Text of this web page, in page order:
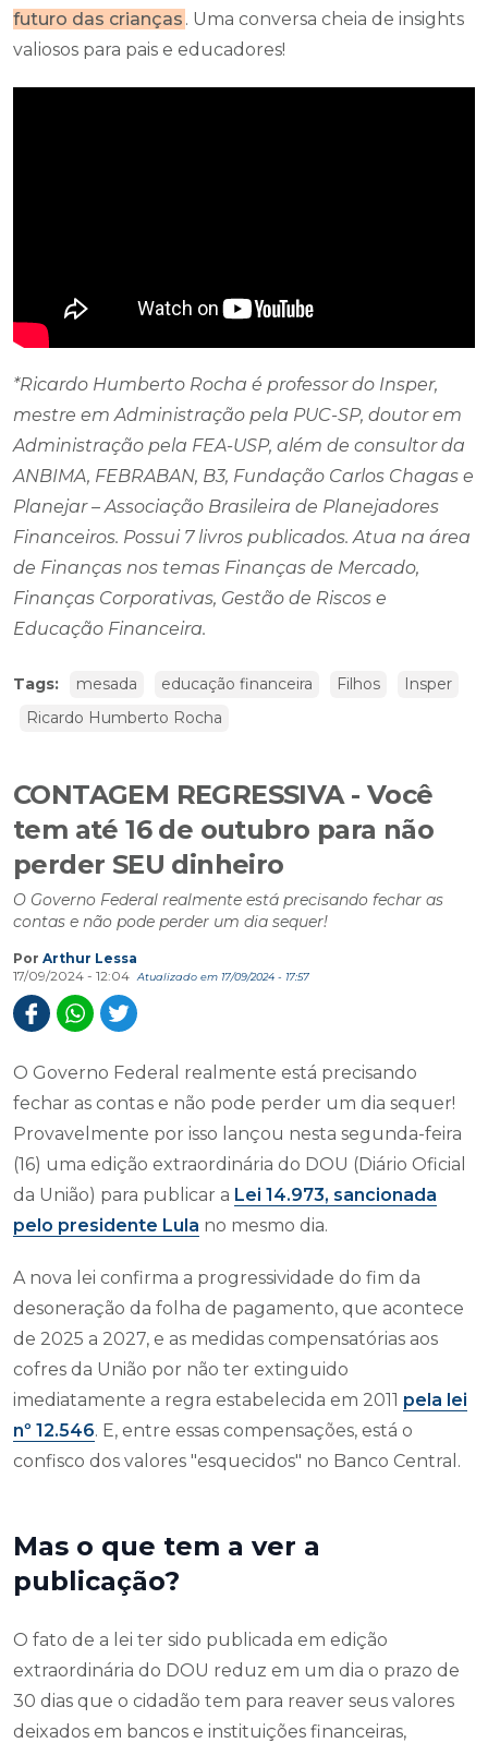
futuro das crianças . Uma conversa cheia de insights
valiosos para pais e educadores!
*Ricardo Humberto Rocha é professor do Insper,
mestre em Administração pela PUC-SP, doutor em
Administração pela FEA-USP, além de consultor da
ANBIMA, FEBRABAN, B3, Fundação Carlos Chagas e
Planejar – Associação Brasileira de Planejadores
Financeiros. Possui 7 livros publicados. Atua na área
de Finanças nos temas Finanças de Mercado,
Finanças Corporativas, Gestão de Riscos e
Educação Financeira.
Tags: mesada educação financeira Filhos
Insper
Ricardo Humberto Rocha
CONTAGEM REGRESSIVA - Você
tem até 16 de outubro para não
perder SEU dinheiro
O Governo Federal realmente está precisando fechar as
contas e não pode perder um dia sequer!
Por Arthur Lessa
17/09/2024 - 12:04
Atualizado em 17/09/2024 - 17:57
O Governo Federal realmente está precisando
fechar as contas e não pode perder um dia sequer!
Provavelmente por isso lançou nesta segunda-feira
(16) uma edição extraordinária do DOU (Diário Oficial
da União) para publicar a Lei 14.973, sancionada
pelo presidente Lula no mesmo dia.
A nova lei confirma a progressividade do fim da
desoneração da folha de pagamento, que acontece
de 2025 a 2027, e as medidas compensatórias aos
cofres da União por não ter extinguido
imediatamente a regra estabelecida em 2011 pela lei
nº 12.546. E, entre essas compensações, está o
confisco dos valores "esquecidos" no Banco Central.
Mas o que tem a ver a
publicação?
O fato de a lei ter sido publicada em edição
extraordinária do DOU reduz em um dia o prazo de
30 dias que o cidadão tem para reaver seus valores
deixados em bancos e instituições financeiras,